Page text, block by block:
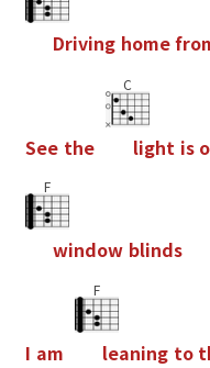
Driving homefro
See the
C
light is o
F
window blinds
I am
F
leaning to t